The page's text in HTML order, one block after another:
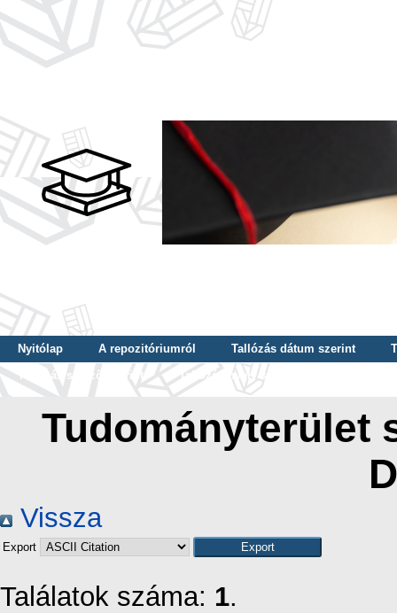
Nyitólap A repozitóriumról Tallózás dátum szerint
Tallózás szerző szerint
Tallózás nyelv szerint
Tudományterület
Vissza
Export
Találatok száma: 1.